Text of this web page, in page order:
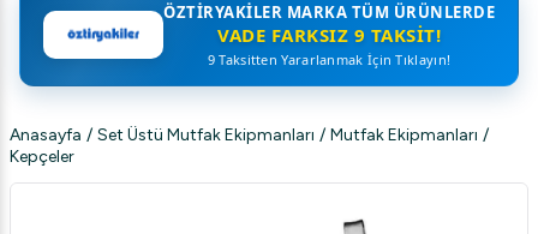
ÖZTIRYAKILER MARKA TÜM ÜRÜNLERDE
VADE FARKSIZ 9 TAKSIT!
9 Taksitten Yararlanmak İçin Tıklayın!
Anasayfa / Set Üstü Mutfak Ekipmanları / Mutfak Ekipmanları /
Kepçeler